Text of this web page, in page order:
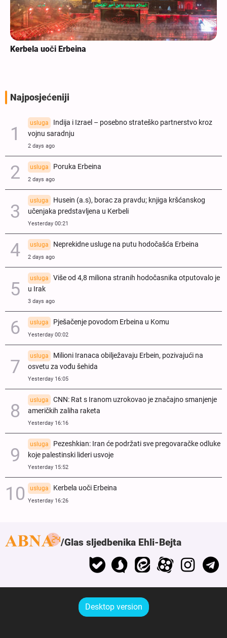
Kerbela uoči Erbeina
Najposjećeniji
usluga
Indija i Izrael – posebno strateško partnerstvo kroz
vojnu saradnju
2 days ago
usluga Poruka Erbeina
2 days ago
usluga
Husein (a.s), borac za pravdu; knjiga kršćanskog
učenjaka predstavljena u Kerbeli
Yesterday 00:21
usluga Neprekidne usluge na putu hodočašća Erbeina
2 days ago
usluga
Više od 4,8 miliona stranih hodočasnika otputovalo je
u Irak
3 days ago
usluga Pješačenje povodom Erbeina u Komu
Yesterday 00:02
usluga
Milioni Iranaca obilježavaju Erbein, pozivajući na
osvetu za vođu šehida
Yesterday 16:05
usluga
CNN: Rat s Iranom uzrokovao je značajno smanjenje
američkih zaliha raketa
Yesterday 16:16
usluga
Pezeshkian: Iran će podržati sve pregovaračke odluke
koje palestinski lideri usvoje
Yesterday 15:52
usluga Kerbela uoči Erbeina
Yesterday 16:26
Glas sljedbenika Ehli-Bejta
Desktop version